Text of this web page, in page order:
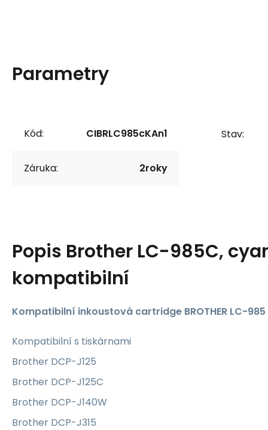
Parametry
Kód: CIBRLC985cKAn1
Záruka: 2roky
Stav:
Popis Brother LC-985C,
kompatibilní
Kompatibilní inkoustová cartridge BROTHER LC-985
Kompatibilní s tiskárnami
Brother DCP-J125
Brother DCP-J125C
Brother DCP-J140W
Brother DCP-J315